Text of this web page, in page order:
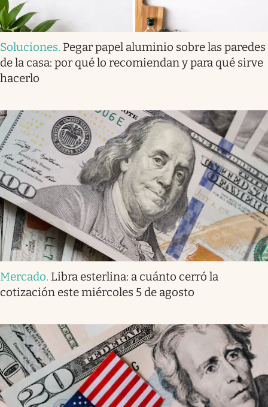
Soluciones. Pegar papel aluminio sobre las paredes
de la casa: por qué lo recomiendan y para qué sirve
hacerlo
Mercado. Libra esterlina: a cuánto cerró la
cotización este miércoles 5 de agosto